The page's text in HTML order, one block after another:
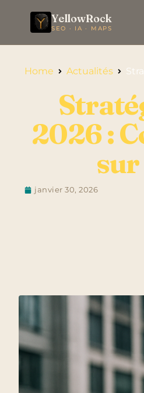
YellowRock
SEO · IA · MAPS
Home Actualités
2026 :
sur
janvier 30, 2026